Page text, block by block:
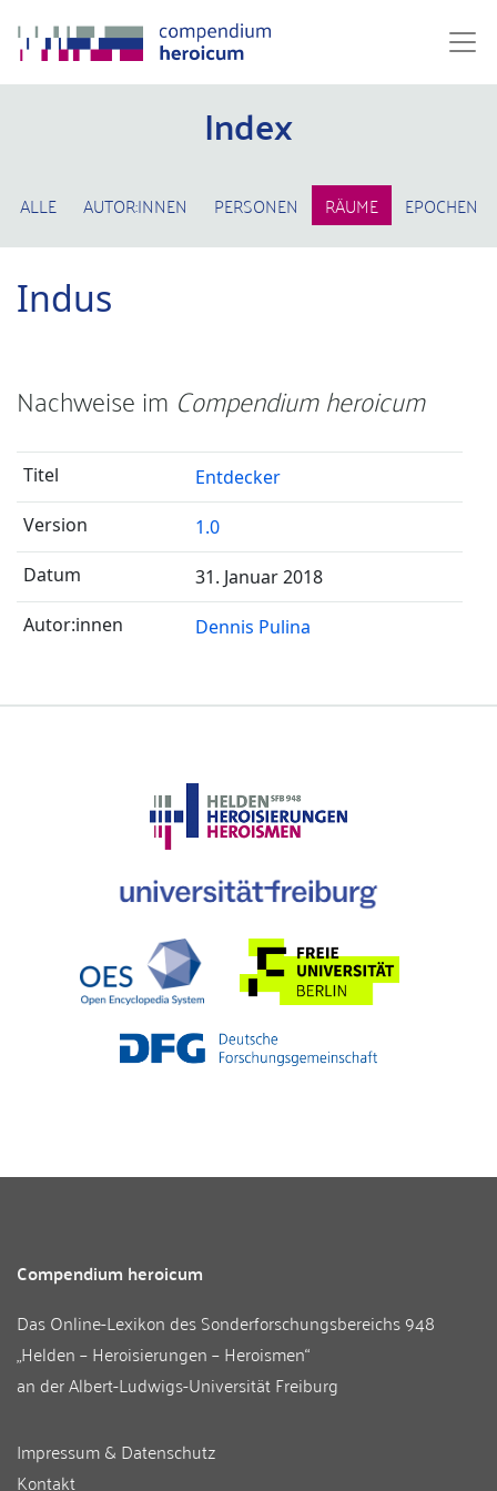
Index
ALLE AUTOR:INNEN PERSONEN RÄUME EPOCHEN
Indus
Nachweise im Compendium heroicum
Entdecker
1.0
31. Januar 2018
Dennis Pulina
Compendium heroicum
Das Online-Lexikon desSonderforschungsbereichs 948
„Helden – Heroisierungen – Heroismen“
an derAlbert-Ludwigs-Universität Freiburg
Impressum & Datenschutz
Kontakt